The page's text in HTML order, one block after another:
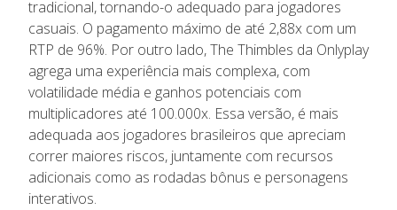
tradicional, tornando-o adequado para jogadores
casuais. O pagamento máximo de até 2,88x com um
RTP de 96%. Por outro lado, The Thimbles da Onlyplay
agrega uma experiência mais complexa, com
volatilidade média e ganhos potenciais com
multiplicadores até 100.000x. Essa versão, é mais
adequada aos jogadores brasileiros que apreciam
correr maiores riscos, juntamente com recursos
adicionais como as rodadas bônus e personagens
interativos.